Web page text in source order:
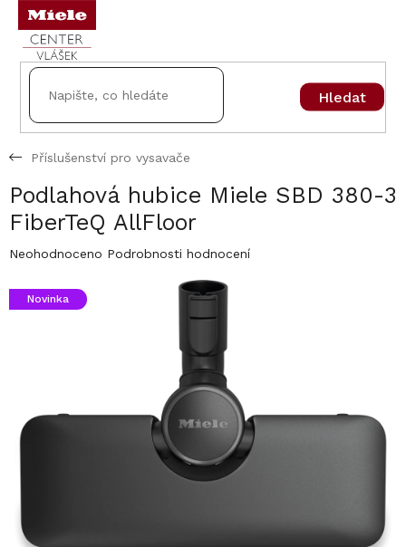
Přejít
obsah
Hledat
Příslušenství pro vysavače
Podlahová hubice Miele SBD 380-3
FiberTeQ AllFloor
Průměrné
produktu
Neohodnoceno Podrobnosti hodnocení
Novinka